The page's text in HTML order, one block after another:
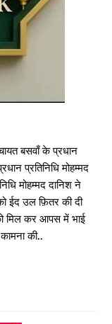
बसवाँ के प्रधान
प्रतिनिधि मोहम्मद
मोहम्मद दानिश ने
ईद उल फ़ितर की दी
मिल कर आपस में भाई
की..